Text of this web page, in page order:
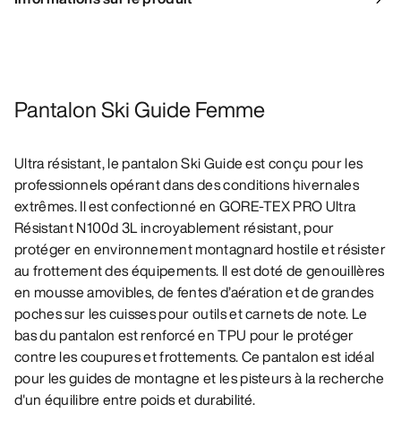
Pantalon Ski Guide Femme
Ultra résistant, le pantalon Ski Guide est conçu pour les
professionnels opérant dans des conditions hivernales
extrêmes. Il est confectionné en GORE-TEX PRO Ultra
Résistant N100d 3L incroyablement résistant, pour
protéger en environnement montagnard hostile et résister
au frottement des équipements. Il est doté de genouillères
en mousse amovibles, de fentes d’aération et de grandes
poches sur les cuisses pour outils et carnets de note. Le
bas du pantalon est renforcé en TPU pour le protéger
contre les coupures et frottements. Ce pantalon est idéal
pour les guides de montagne et les pisteurs à la recherche
d'un équilibre entre poids et durabilité.